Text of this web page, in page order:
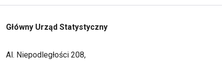
Główny Urząd Statystyczny
Al. Niepodległości 208,